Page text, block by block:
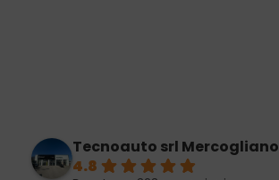
Tecnoauto srl Mercogliano
4.8